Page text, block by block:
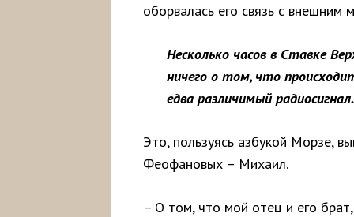
оборвалась его связь с внешним
Несколько часов в Ставке
ничего о том, что
едва различимый радиосигнал.
Это, пользуясь азбукой Морзе,
Феофановых – Михаил.
– О том, что мой отец и его